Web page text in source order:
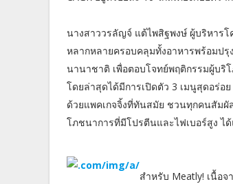
นางสาววรลัญจ์ แต้ไพสิฐพงษ์ ผู้บริหาร
หลากหลายครอบคลุมทั้งอาหารพร้อมปรุ
นานาชาติ เพื่อตอบโจทย์พฤติกรรมผู้บริ
โดยล่าสุดได้มีการเปิดตัว 3 เมนูสุดอร่อ
ด้วยแพคเกจจิ้งที่ทันสมัย ชวนทุกคนสัมผั
โภชนาการที่มีโปรตีนและไฟเบอร์สูง ไ
สำหรับ Meatly! เนื้อ